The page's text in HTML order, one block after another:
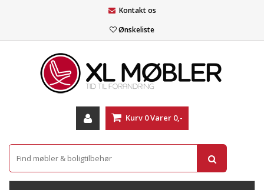
Kontakt os
Ønskeliste
Kurv 0Varer 0,-